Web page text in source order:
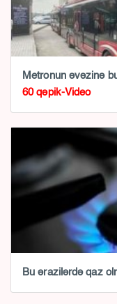
Metronun əvəzinə
60 qəpik-Video
Bu ərazilərdə qaz